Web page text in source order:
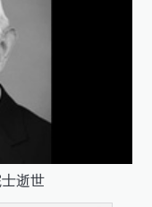
逝世